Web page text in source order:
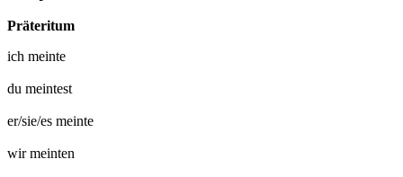
Präteritum
ich meinte
du meintest
er/sie/es meinte
wirmeinten